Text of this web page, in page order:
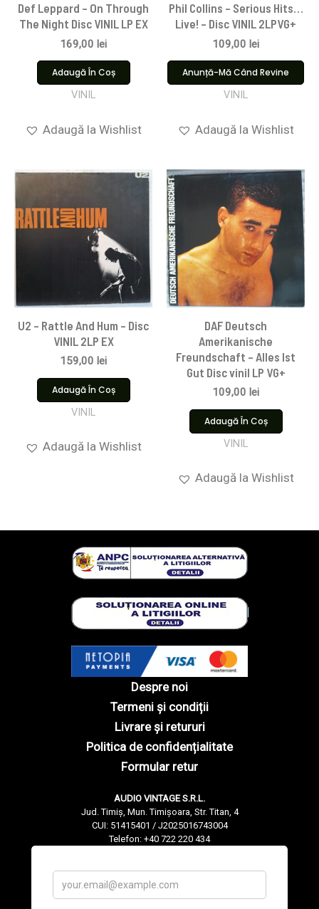
Def Leppard – On Through
The Night Disc VINIL LP EX
169,00 lei
Adaugă În Coș
VINIL
Adaugă la Wishlist
Phil Collins – Serious Hits…
Live! – Disc VINIL 2LPVG+
109,00 lei
Anunță-Mă Când Revine
VINIL
Adaugă la Wishlist
U2 – Rattle And Hum – Disc
VINIL 2LP EX
159,00 lei
Adaugă În Coș
VINIL
Adaugă la Wishlist
DAF Deutsch
Amerikanische
Freundschaft – Alles Ist
Gut Disc vinil LP VG+
109,00 lei
Adaugă În Coș
VINIL
Adaugă la Wishlist
Despre noi
Termeni și condiții
Livrare și retururi
Politica de confidențialitate
Formular retur
AUDIO VINTAGE S.R.L.
Jud. Timiș, Mun. Timișoara, Str. Titan, 4
CUI: 51415401 / J2025016743004
Telefon: +40 722 220 434